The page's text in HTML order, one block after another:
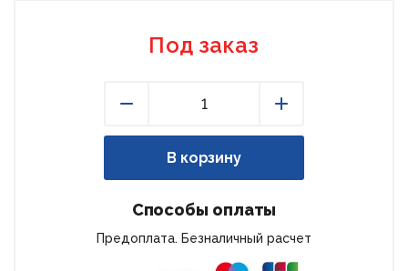
Под заказ
В корзину
Способы оплаты
Предоплата. Безналичный расчет